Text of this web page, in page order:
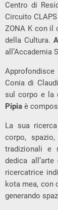
Centro di
Circuito
ZONA K con il
della Cultura.
all’Accademia
Conia di
sul corpo e la
Pipia è
La sua
corpo,
tradizionali e
dedica
ricercatrice
kota mea, con
generando